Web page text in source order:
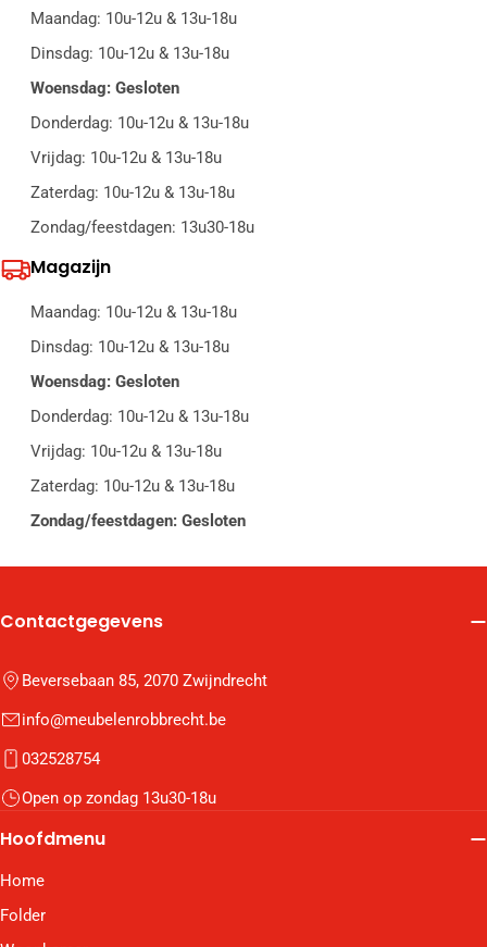
Maandag: 10u-12u & 13u-18u
Dinsdag: 10u-12u & 13u-18u
Woensdag: Gesloten
Donderdag: 10u-12u & 13u-18u
Vrijdag: 10u-12u & 13u-18u
Zaterdag: 10u-12u & 13u-18u
Zondag/feestdagen: 13u30-18u
Magazijn
Maandag: 10u-12u & 13u-18u
Dinsdag: 10u-12u & 13u-18u
Woensdag: Gesloten
Donderdag: 10u-12u & 13u-18u
Vrijdag: 10u-12u & 13u-18u
Zaterdag: 10u-12u & 13u-18u
Zondag/feestdagen: Gesloten
Contactgegevens
Beversebaan 85, 2070 Zwijndrecht
info@meubelenrobbrecht.be
032528754
Open op zondag 13u30-18u
Hoofdmenu
Home
Folder